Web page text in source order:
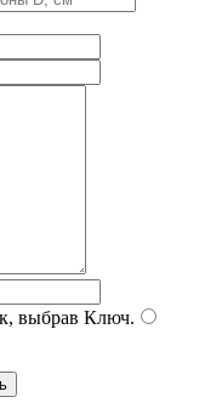
выбрав Ключ.